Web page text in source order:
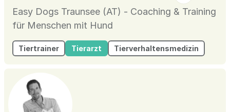
Easy Dogs Traunsee (AT) - Coaching & Training
für Menschen mit Hund
Tiertrainer Tierarzt Tierverhaltensmedizin